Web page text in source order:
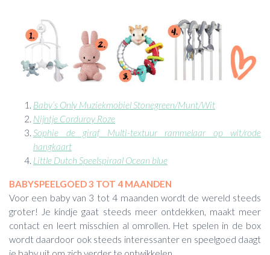
Baby’s Only Muziekmobiel Stonegreen/Munt/Wit
Nijntje Corduroy Roze
Sophie de giraf Multi-textuur rammelaar op wit/rode
hangkaart
Little Dutch Speelspiraal Ocean blue
BABYSPEELGOED 3 TOT 4 MAANDEN
Voor een baby van 3 tot 4 maanden wordt de wereld steeds
groter! Je kindje gaat steeds meer ontdekken, maakt meer
contact en leert misschien al omrollen. Het spelen in de box
wordt daardoor ook steeds interessanter en speelgoed daagt